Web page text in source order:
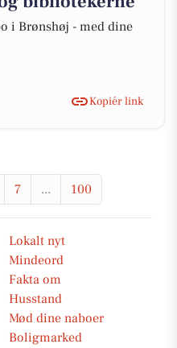
i Brønshøj - med dine
Kopiér link
7 ... 100
Lokalt nyt
Mindeord
Fakta om
Husstand
Mød dine naboer
Boligmarked